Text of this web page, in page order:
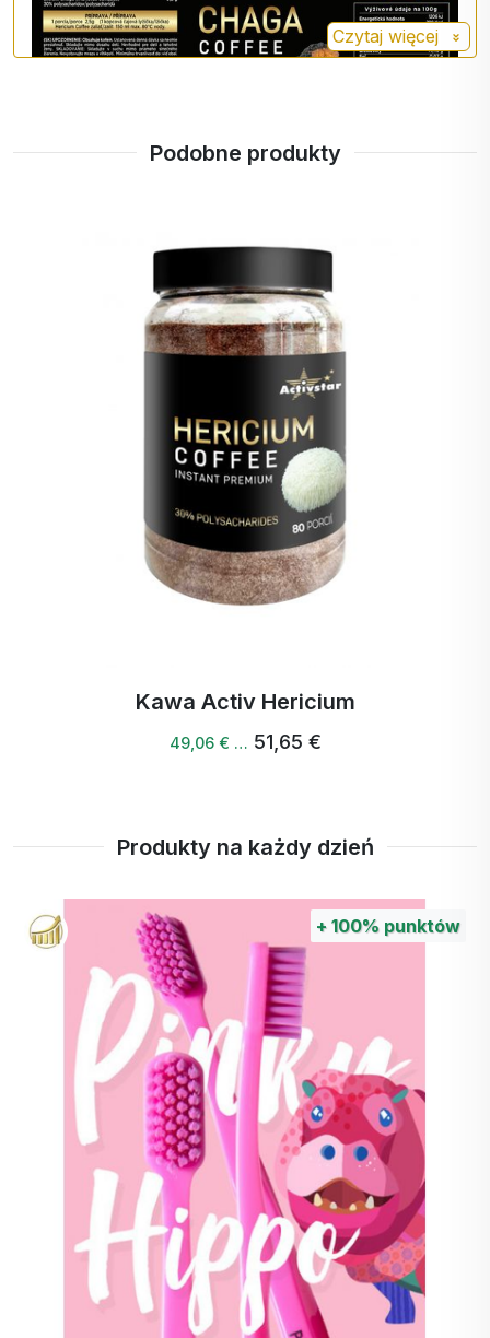
7. Wsparcie układu sercowo-naczyniowego.
Czytaj więcej
Podobne produkty
Kawa Activ Hericium
49,06 € … 51,65 €
Produkty na każdy dzień
+ 100% punktów